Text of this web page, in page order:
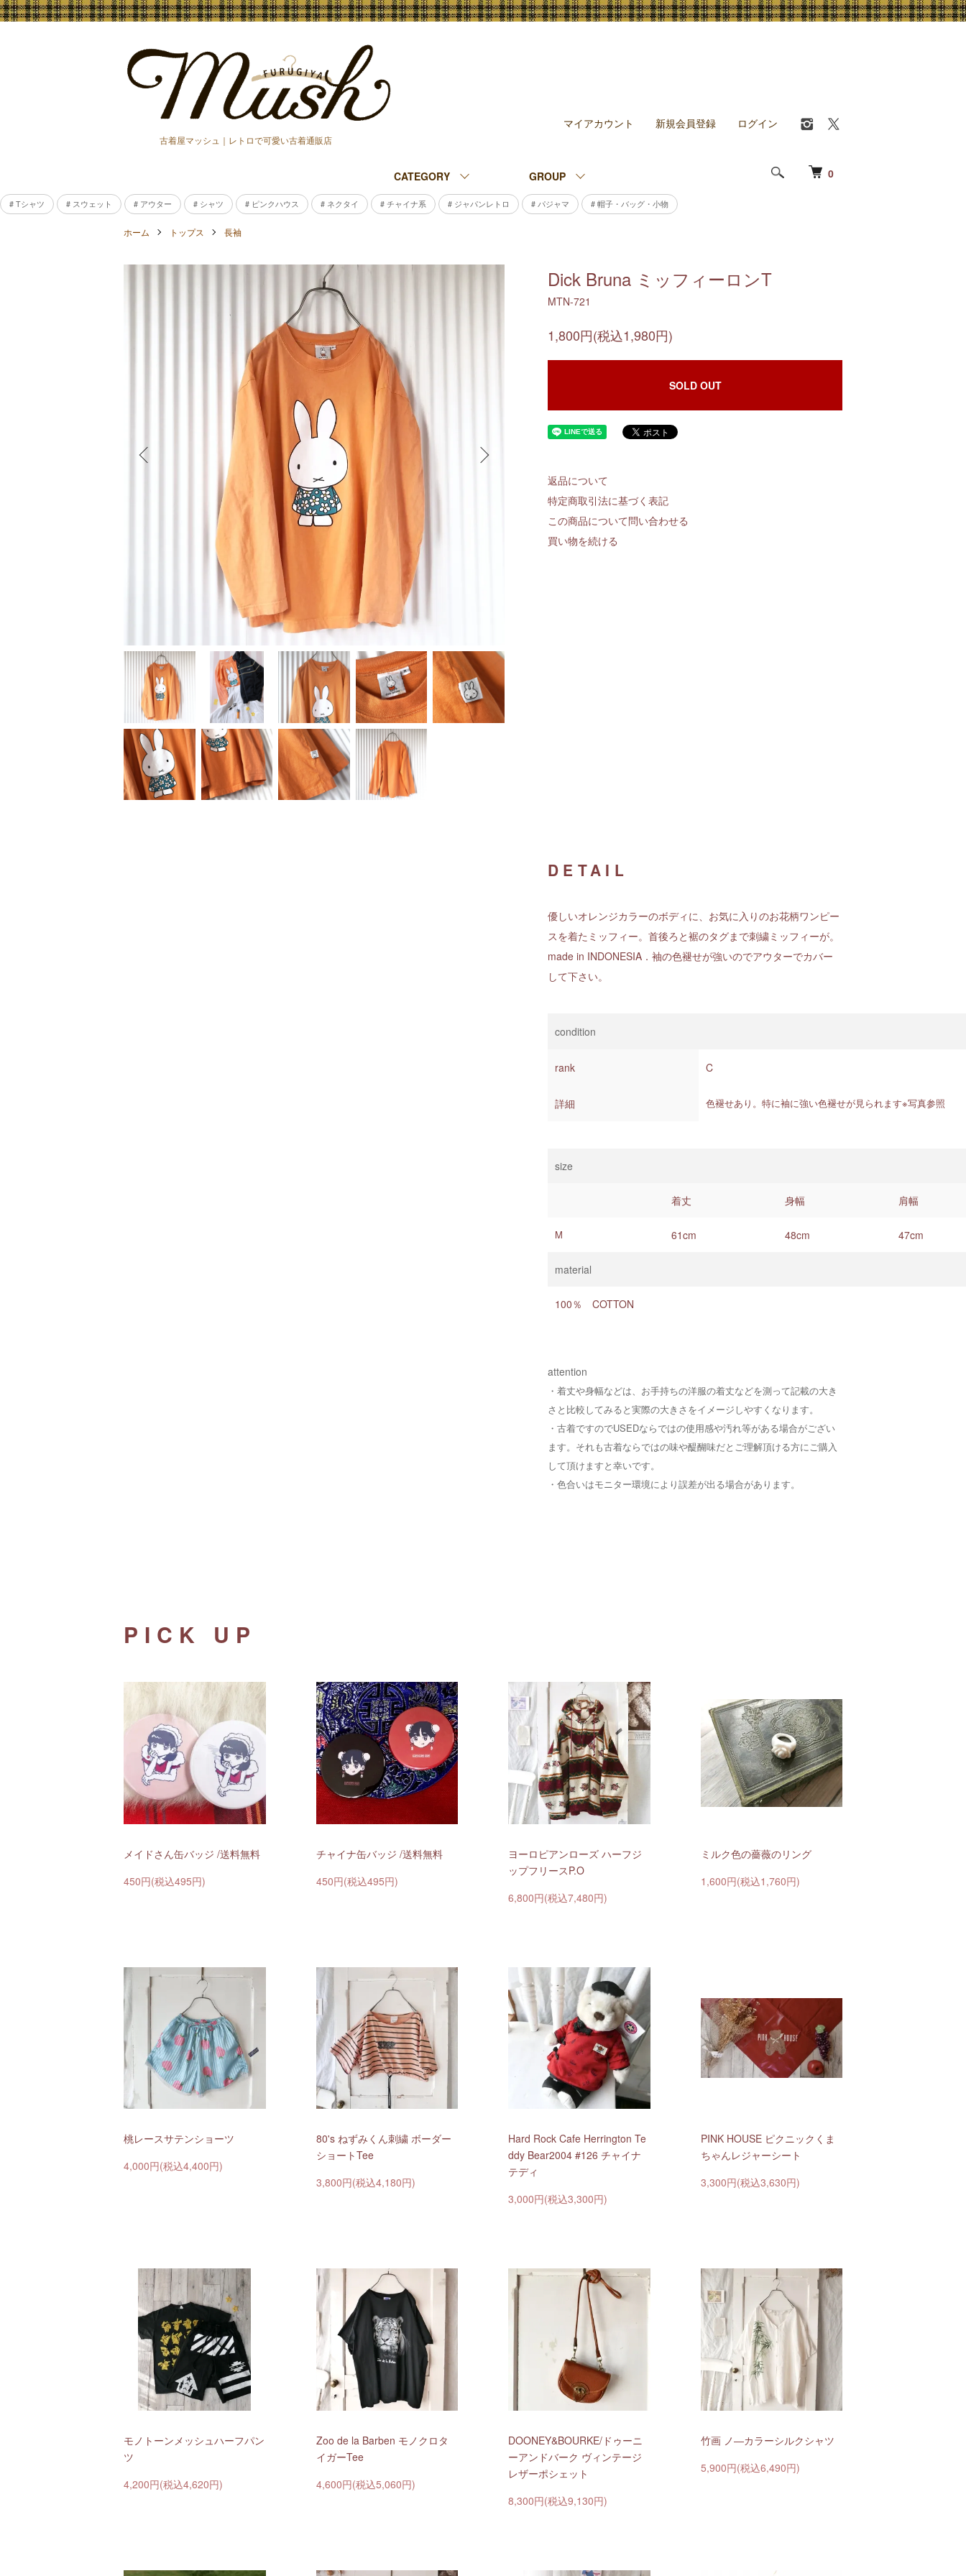
古着屋マッシュ｜レトロで可愛い古着通販店
0
CATEGORY GROUP
マイアカウント 新規会員登録 ログイン
# Tシャツ # スウェット # アウター # シャツ # ピンクハウス # ネクタイ # チャイナ系 # ジャパンレトロ # パジャマ # 帽子・バッグ・小物
ホーム トップス 長袖
Dick Bruna ミッフィーロンT
MTN-721
1,800円(税込1,980円)
SOLD OUT
返品について
特定商取引法に基づく表記
この商品について問い合わせる
買い物を続ける
DETAIL
優しいオレンジカラーのボディに、お気に入りのお花柄ワンピー
スを着たミッフィー。首後ろと裾のタグまで刺繍ミッフィーが。
made in INDONESIA．袖の色褪せが強いのでアウターでカバー
して下さい。
condition
rank C
詳細 色褪せあり。特に袖に強い色褪せが見られます※写真参照
size
着丈 身幅 肩幅
M 61cm 48cm 47cm
material
100％ COTTON
attention
・着丈や身幅などは、お手持ちの洋服の着丈などを測って記載の大き
さと比較してみると実際の大きさをイメージしやすくなります。
・ 古着ですのでUSEDならではの使用感や汚れ等がある場合がござい
ます。それも古着ならではの味や醍醐味だとご理解頂ける方にご購入
して頂けますと幸いです。
・ 色合いはモニター環境により誤差が出る場合があります。
PICK UP
メイドさん缶バッジ /送料無料
450円(税込495円)
チャイナ缶バッジ /送料無料
450円(税込495円)
ヨーロピアンローズ ハーフジ
ップフリースP.O
6,800円(税込7,480円)
ミルク色の薔薇のリング
1,600円(税込1,760円)
桃レースサテンショーツ
4,000円(税込4,400円)
80's ねずみくん刺繍 ボーダー
ショートTee
3,800円(税込4,180円)
Hard Rock Cafe Herrington Te
ddy Bear2004 #126 チャイナ
テディ
3,000円(税込3,300円)
PINK HOUSE ピクニックくま
ちゃんレジャーシート
3,300円(税込3,630円)
モノトーンメッシュハーフパン
ツ
4,200円(税込4,620円)
Zoo de la Barben モノクロタ
イガーTee
4,600円(税込5,060円)
DOONEY&BOURKE/ドゥーニ
ーアンドバーク ヴィンテージ
レザーポシェット
8,300円(税込9,130円)
竹画 ノ―カラーシルクシャツ
5,900円(税込6,490円)